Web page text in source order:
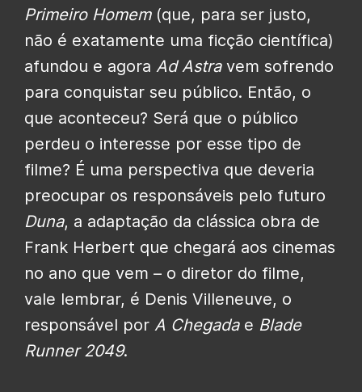
Primeiro Homem (que, para ser justo,
não é exatamente uma ficção científica)
afundou e agora Ad Astravem sofrendo
para conquistar seu público. Então, o
que aconteceu? Será que o público
perdeu o interesse por esse tipo de
filme? É uma perspectiva que deveria
preocupar os responsáveis pelo futuro
Duna, a adaptação da clássica obra de
Frank Herbert que chegará aos cinemas
no ano que vem – o diretor do filme,
vale lembrar, é Denis Villeneuve, o
responsável por A Chegadae Blade
Runner 2049.